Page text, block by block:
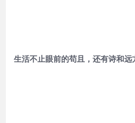
生活不止眼前的苟且，还有诗和远